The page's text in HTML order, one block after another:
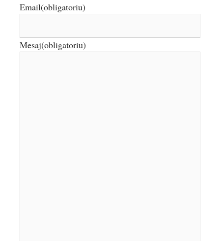
Email(obligatoriu)
Mesaj(obligatoriu)